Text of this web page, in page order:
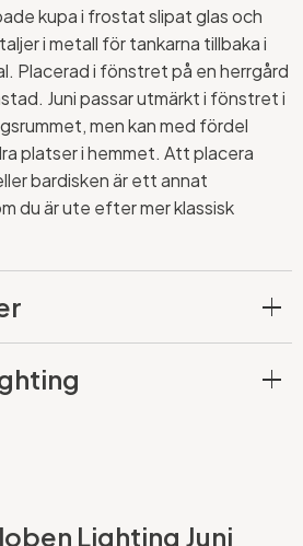
kupa i frostat slipat glas och
i metall för tankarna tillbaka i
Placerad i fönstret på en herrgård
Juni passar utmärkt i fönstret i
men kan med fördel
platser i hemmet. Att placera
bardisken är ett annat
du är ute efter mer klassisk
Lighting Juni